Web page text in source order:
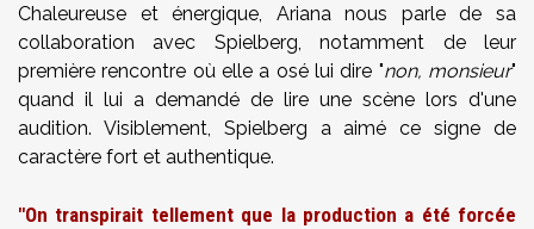
Chaleureuse et énergique, Ariana nous parle de sa
collaboration avec Spielberg, notamment de leur
première rencontre où elle a osé lui dire "non, monsieur"
quand il lui a demandé de lire une scène lors d'une
audition. Visiblement, Spielberg a aimé ce signe de
caractère fort et authentique.
"On transpirait tellement que la production a été forcée